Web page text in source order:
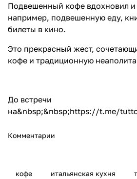
Подвешенный кофе вдохновил и
например, подвешенную еду,
билеты в кино.
Это прекрасный жест,
кофе и традиционную
До встречи
на&nbsp;&nbsp;https://t.me/
Комментарии
кофе итальянская кухня